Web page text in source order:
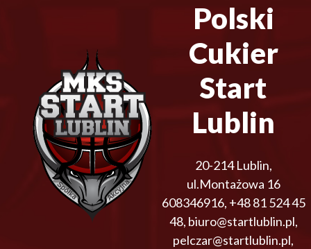
Polski
Cukier
Start
Lublin
20-214 Lublin,
ul.Montażowa 16
608346916, +48 81 524 45
48, biuro@startlublin.pl,
pelczar@startlublin.pl,